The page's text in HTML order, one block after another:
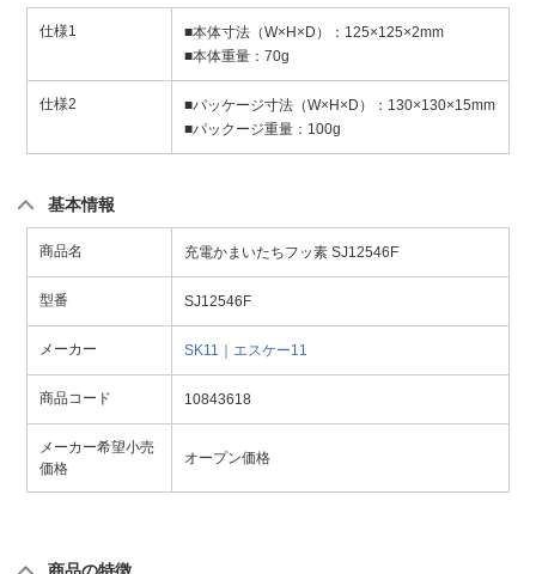
仕様1
■本体寸法（W×H×D）：125×125×2mm
■本体重量：70g
仕様2
■パッケージ寸法（W×H×D）：130×130×15mm
■パックージ重量：100g
基本情報
商品名 充電かまいたちフッ素 SJ12546F
型番 SJ12546F
メーカー SK11｜エスケー11
商品コード 10843618
メーカー希望小売
価格
オープン価格